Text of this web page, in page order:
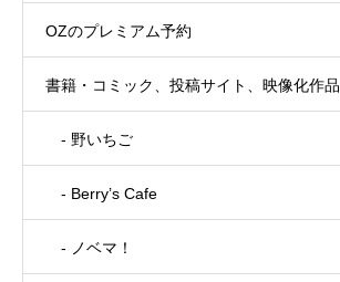
OZのプレミアム予約
書籍・コミック、投稿サイト、映像化作品
- 野いちご
- Berry’s Cafe
- ノベマ！